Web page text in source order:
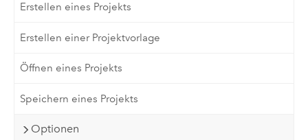
Erstellen eines Projekts
Erstellen einer Projektvorlage
Öffnen eines Projekts
Speichern eines Projekts
Optionen